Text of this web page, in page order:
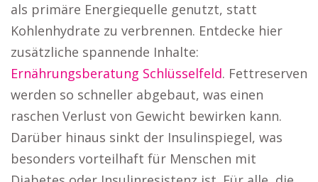
als primäre Energiequelle genutzt, statt
Kohlenhydrate zu verbrennen. Entdecke hier
zusätzliche spannende Inhalte:
Ernährungsberatung Schlüsselfeld. Fettreserven
werden so schneller abgebaut, was einen
raschen Verlust von Gewicht bewirken kann.
Darüber hinaus sinkt der Insulinspiegel, was
besonders vorteilhaft für Menschen mit